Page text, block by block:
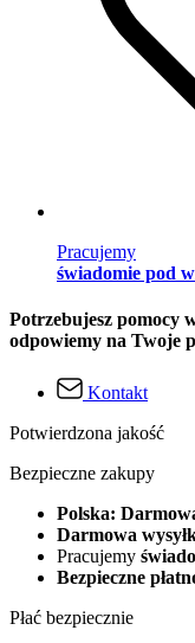
Pracujemy
świadomie pod
Potrzebujesz pomocy
odpowiemy na Twoje
Kontakt
Potwierdzona jakość
Bezpieczne zakupy
Polska:
Darmowa
Pracujemy
Bezpieczne
Płać bezpiecznie